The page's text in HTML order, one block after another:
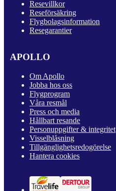
Resevillkor
Reseförsäkring
Flygbolagsinformation
Resegarantier
APOLLO
Om Apollo
Jobba hos oss
Flygprogram
Våra resmål
Press och media
Hållbart resande
Personuppgifter & integritet
Visselblåsning
Tillgänglighetsredogörelse
Hantera cookies